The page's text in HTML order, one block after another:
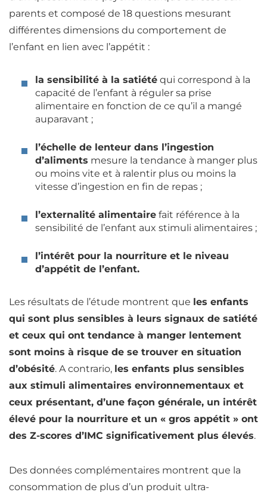
parents et composé de 18 questions mesurant
différentes dimensions du comportement de
l’enfant en lien avec l’appétit :
la sensibilité à la satiété qui correspond à la
capacité de l’enfant à réguler sa prise
alimentaire en fonction de ce qu’il a mangé
auparavant ;
l’échelle de lenteur dans l’ingestion
d’aliments mesure la tendance à manger plus
ou moins vite et à ralentir plus ou moins la
vitesse d’ingestion en fin de repas ;
l’externalité alimentaire fait référence à la
sensibilité de l’enfant aux stimuli alimentaires ;
l’intérêt pour la nourriture et le niveau
d’appétit de l’enfant.
Les résultats de l’étude montrent que les enfants
qui sont plus sensibles à leurs signaux de satiété
et ceux qui ont tendance à manger lentement
sont moins à risque de se trouver en situation
d’obésité. A contrario, les enfants plus sensibles
aux stimuli alimentaires environnementaux et
ceux présentant, d’une façon générale, un intérêt
élevé pour la nourriture et un « gros appétit » ont
des Z-scores d’IMC significativement plus élevés.
Des données complémentaires montrent que la
consommation de plus d’un produit ultra-